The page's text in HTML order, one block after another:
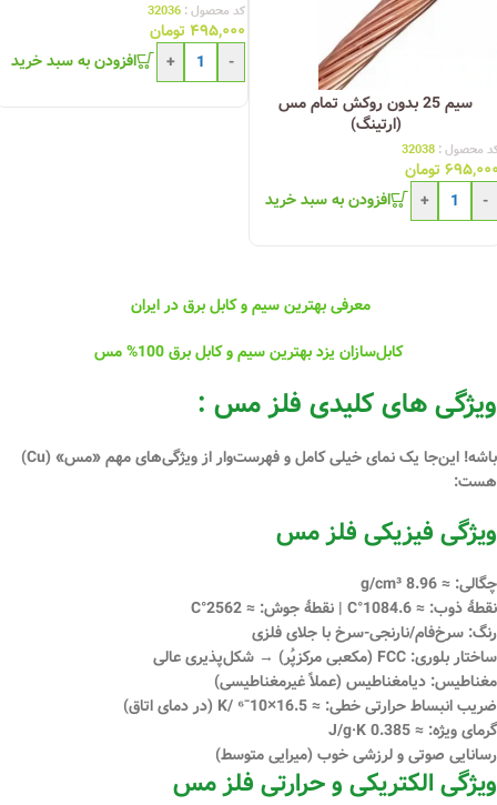
سیم 25 بدون روکش تمام مس
(ارتینگ)
محصول : 32038
تومان
-
+ افزودن به سبد خرید
کد محصول : 32036
۴۹۵,۰۰۰ تومان
-
+ افزودن به سبد خرید
معرفی بهترین سیم و کابل برق در ایران
کابل‌سازان یزد بهترین سیم و کابل برق 100% مس
ویژگی های کلیدی فلز مس :
باشه! این‌جا یک نمای خیلی کامل و فهرست‌وار از ویژگی‌های مهم «مس» (Cu)
هست:
ویژگی فیزیکی فلز مس
چگالی: ≈8.96 g/cm³
نقطهٔ ذوب: ≈1084.6°C | نقطهٔ جوش: ≈2562°C
رنگ: سرخ‌فام/نارنجی-سرخ با جلای فلزی
ساختار بلوری: FCC (مکعبی مرکز‌پُر) → شکل‌پذیری عالی
مغناطیس: دیامغناطیس (عملاً غیرمغناطیسی)
ضریب انبساط حرارتی خطی: ≈16.5×10⁻⁶ /K
(در دمای اتاق)
گرمای ویژه: ≈0.385 J/g·K
رسانایی صوتی و لرزشی خوب (میرایی متوسط)
ویژگی الکتریکی و حرارتی فلز مس